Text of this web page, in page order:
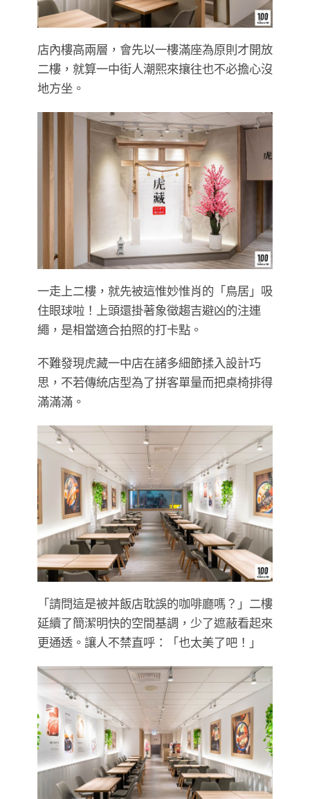
店內樓高兩層，會先以一樓滿座為原則才開放
二樓，就算一中街人潮熙來攘往也不必擔心沒
地方坐。
一走上二樓，就先被這惟妙惟肖的「鳥居」吸
住眼球啦！上頭還掛著象徵趨吉避凶的注連
繩，是相當適合拍照的打卡點。
不難發現虎藏一中店在諸多細節揉入設計巧
思，不若傳統店型為了拼客單量而把桌椅排得
滿滿滿。
「請問這是被丼飯店耽誤的咖啡廳嗎？」二樓
延續了簡潔明快的空間基調，少了遮蔽看起來
更通透。讓人不禁直呼：「也太美了吧！」